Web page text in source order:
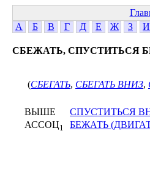
А
Б В Г Д Е Ж З И
СБЕЖАТЬ, СПУСТИТЬСЯ
(СБЕГАТЬ, СБЕГАТЬ ВНИЗ,
ВЫШЕ
СПУСТИТЬСЯ
АССОЦ1 БЕЖАТЬ